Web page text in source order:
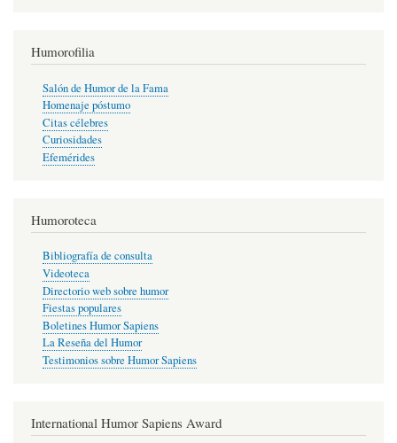
Humorofilia
Salón de Humor de la Fama
Homenaje póstumo
Citas célebres
Curiosidades
Efemérides
Humoroteca
Bibliografía de consulta
Videoteca
Directorio web sobre humor
Fiestas populares
Boletines Humor Sapiens
La Reseña del Humor
Testimonios sobre Humor Sapiens
International Humor Sapiens Award